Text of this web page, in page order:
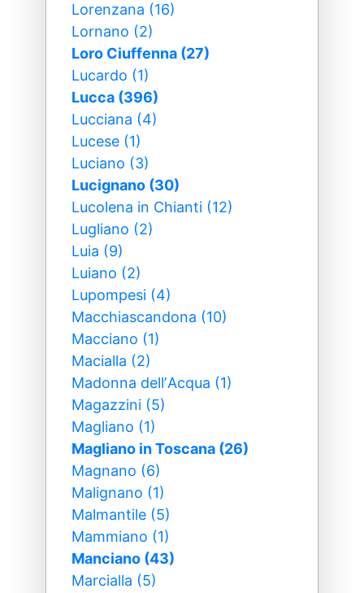
Lorenzana (16)
Lornano (2)
Loro Ciuffenna (27)
Lucardo (1)
Lucca (396)
Lucciana (4)
Lucese (1)
Luciano (3)
Lucignano (30)
Lucolena in Chianti (12)
Lugliano (2)
Luia (9)
Luiano (2)
Lupompesi (4)
Macchiascandona (10)
Macciano (1)
Macialla (2)
Madonna dellʼAcqua (1)
Magazzini (5)
Magliano (1)
Magliano in Toscana (26)
Magnano (6)
Malignano (1)
Malmantile (5)
Mammiano (1)
Manciano (43)
Marcialla (5)